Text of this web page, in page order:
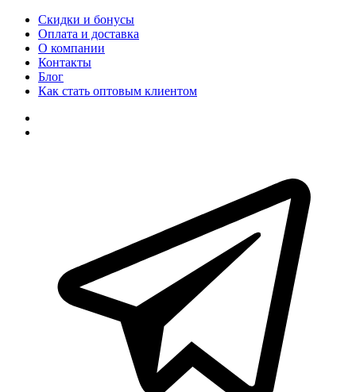
Скидки и бонусы
Оплата и доставка
О компании
Контакты
Блог
Как стать оптовым клиентом